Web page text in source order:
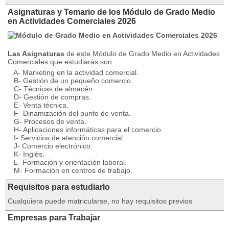
Asignaturas y Temario de los Módulo de Grado Medio
en Actividades Comerciales 2026
Las Asignaturas de este Módulo de Grado Medio en Actividades
Comerciales que estudiarás son:
A- Marketing en la actividad comercial.
B- Gestión de un pequeño comercio.
C- Técnicas de almacén.
D- Gestión de compras.
E- Venta técnica.
F- Dinamización del punto de venta.
G- Procesos de venta.
H- Aplicaciones informáticas para el comercio.
I- Servicios de atención comercial.
J- Comercio electrónico.
K- Inglés.
L- Formación y orientación laboral.
M- Formación en centros de trabajo.
Requisitos para estudiarlo
Cualquiera puede matricularse, no hay requisitos previos
Empresas para Trabajar